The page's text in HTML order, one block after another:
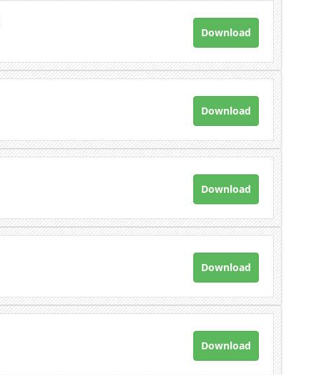
Download
Download
Download
Download
Download